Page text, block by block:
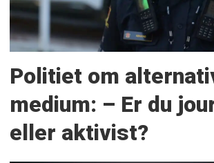
Politiet om
medium: – Er du
eller aktivist?